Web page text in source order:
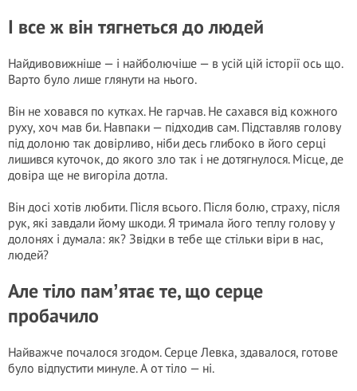
І все ж він тягнеться до людей
Найдивовижніше — і найболючіше — в усій цій історії ось що.
Варто було лише глянути на нього.
Він не ховався по кутках. Не гарчав. Не сахався від кожного
руху, хоч мав би. Навпаки — підходив сам. Підставляв голову
під долоню так довірливо, ніби десь глибоко в його серці
лишився куточок, до якого зло так і не дотягнулося. Місце, де
довіра ще не вигоріла дотла.
Він досі хотів любити. Після всього. Після болю, страху, після
рук, які завдали йому шкоди. Я тримала його теплу голову у
долонях і думала: як? Звідки в тебе ще стільки віри в нас,
людей?
Але тіло памʼятає те, що серце
пробачило
Найважче почалося згодом. Серце Левка, здавалося, готове
було відпустити минуле. А от тіло — ні.